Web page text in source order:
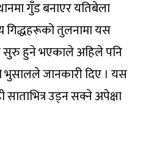
गुँड बनाएर यतिबेला
गिद्धहरूको तुलनामा यस
सुरु हुने भएकाले अहिले पनि
भुसालले जानकारी दिए । यस
उड्न सक्ने अपेक्षा